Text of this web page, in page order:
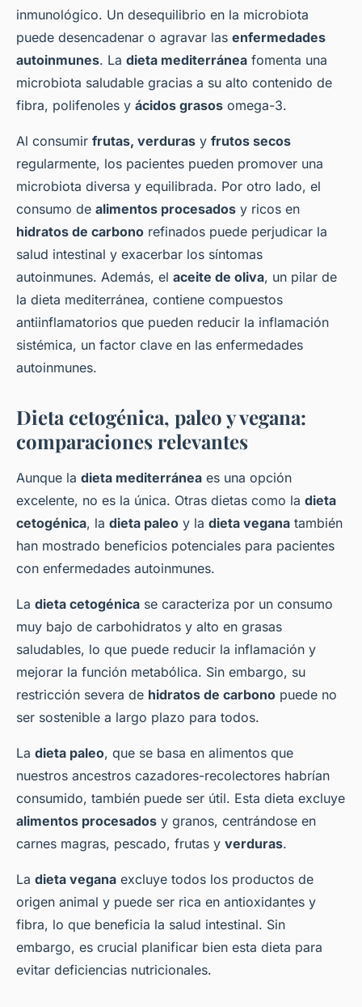
inmunológico. Un desequilibrio en la microbiota
puede desencadenar o agravar las enfermedades
autoinmunes. La dieta mediterránea fomenta una
microbiota saludable gracias a su alto contenido de
fibra, polifenoles y ácidos grasos omega-3.
Al consumir frutas, verduras y frutos secos
regularmente, los pacientes pueden promover una
microbiota diversa y equilibrada. Por otro lado, el
consumo de alimentos procesados y ricos en
hidratos de carbono refinados puede perjudicar la
salud intestinal y exacerbar los síntomas
autoinmunes. Además, el aceite de oliva, un pilar de
la dieta mediterránea, contiene compuestos
antiinflamatorios que pueden reducir la inflamación
sistémica, un factor clave en las enfermedades
autoinmunes.
Dieta cetogénica, paleo y vegana:
comparaciones relevantes
Aunque la dieta mediterránea es una opción
excelente, no es la única. Otras dietas como la dieta
cetogénica, la dieta paleo y la dieta vegana también
han mostrado beneficios potenciales para pacientes
con enfermedades autoinmunes.
La dieta cetogénica se caracteriza por un consumo
muy bajo de carbohidratos y alto en grasas
saludables, lo que puede reducir la inflamación y
mejorar la función metabólica. Sin embargo, su
restricción severa de hidratos de carbono puede no
ser sostenible a largo plazo para todos.
La dieta paleo, que se basa en alimentos que
nuestros ancestros cazadores-recolectores habrían
consumido, también puede ser útil. Esta dieta excluye
alimentos procesados y granos, centrándose en
carnes magras, pescado, frutas y verduras.
La dieta vegana excluye todos los productos de
origen animal y puede ser rica en antioxidantes y
fibra, lo que beneficia la salud intestinal. Sin
embargo, es crucial planificar bien esta dieta para
evitar deficiencias nutricionales.